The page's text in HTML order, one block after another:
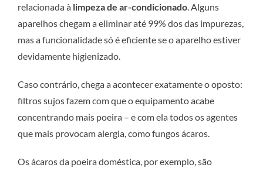
relacionada à limpeza de ar-condicionado. Alguns
aparelhos chegam a eliminar até 99% dos das impurezas,
mas a funcionalidade só é eficiente se o aparelho estiver
devidamente higienizado.
Caso contrário, chega a acontecer exatamente o oposto:
filtros sujos fazem com que o equipamento acabe
concentrando mais poeira – e com ela todos os agentes
que mais provocam alergia, como fungos ácaros.
Os ácaros da poeira doméstica, por exemplo, são